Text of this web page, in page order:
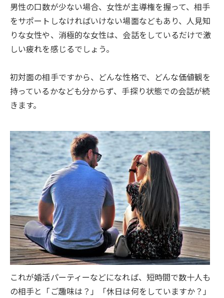
男性の口数が少ない場合、女性が主導権を握って、相手
をサポートしなければいけない場面などもあり、人見知
りな女性や、消極的な女性は、会話をしているだけで激
しい疲れを感じるでしょう。
初対面の相手ですから、どんな性格で、どんな価値観を
持っているかなども分からず、手探り状態での会話が続
きます。
これが婚活パーティーなどになれば、短時間で数十人も
の相手と「ご趣味は？」「休日は何をしていますか？」